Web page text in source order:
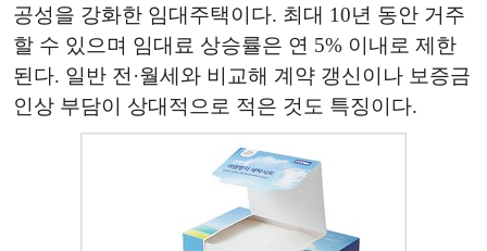
공성을 강화한 임대주택이다. 최대 10년 동안 거주
할 수 있으며 임대료 상승률은 연 5% 이내로 제한
된다. 일반 전·월세와 비교해 계약 갱신이나 보증금
인상 부담이 상대적으로 적은 것도 특징이다.